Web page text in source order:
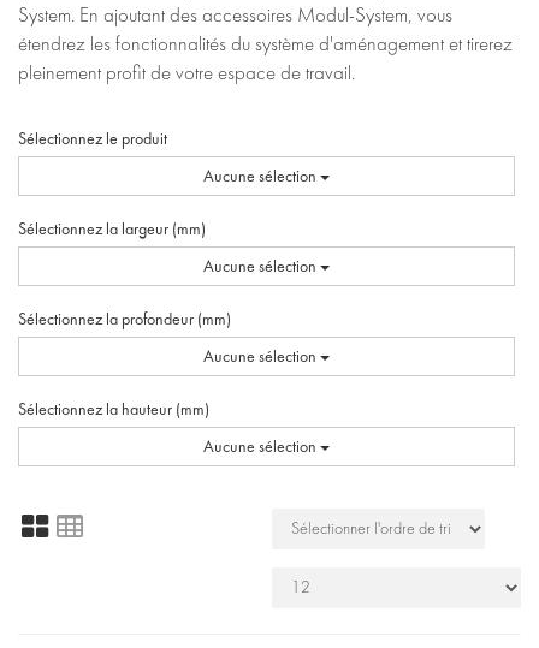
System. En ajoutant des accessoires Modul-System, vous
étendrez les fonctionnalités du système d'aménagement et tirerez
pleinement profit de votre espace de travail.
Sélectionnez le produit
Aucune sélection
Sélectionnez la largeur (mm)
Aucune sélection
Sélectionnez la profondeur (mm)
Aucune sélection
Sélectionnez la hauteur (mm)
Aucune sélection